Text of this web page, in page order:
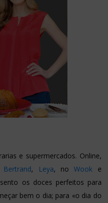
e supermercados. Online,
Bertrand, Leya, noWook e
os doces perfeitos para
bem o dia; para «o dia do